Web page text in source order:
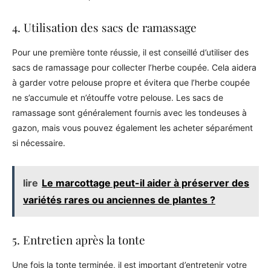
4. Utilisation des sacs de ramassage
Pour une première tonte réussie, il est conseillé d’utiliser des
sacs de ramassage pour collecter l’herbe coupée. Cela aidera
à garder votre pelouse propre et évitera que l’herbe coupée
ne s’accumule et n’étouffe votre pelouse. Les sacs de
ramassage sont généralement fournis avec les tondeuses à
gazon, mais vous pouvez également les acheter séparément
si nécessaire.
lire Le marcottage peut-il aider à préserver des
variétés rares ou anciennes de plantes ?
5. Entretien après la tonte
Une fois la tonte terminée, il est important d’entretenir votre